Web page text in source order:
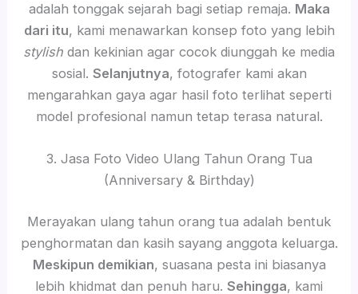
adalah tonggak sejarah bagi setiap remaja. Maka
dari itu, kami menawarkan konsep foto yang lebih
stylish dan kekinian agar cocok diunggah ke media
sosial. Selanjutnya, fotografer kami akan
mengarahkan gaya agar hasil foto terlihat seperti
model profesional namun tetap terasa natural.
3. Jasa Foto Video Ulang Tahun Orang Tua
(Anniversary & Birthday)
Merayakan ulang tahun orang tua adalah bentuk
penghormatan dan kasih sayang anggota keluarga.
Meskipun demikian, suasana pesta ini biasanya
lebih khidmat dan penuh haru. Sehingga, kami